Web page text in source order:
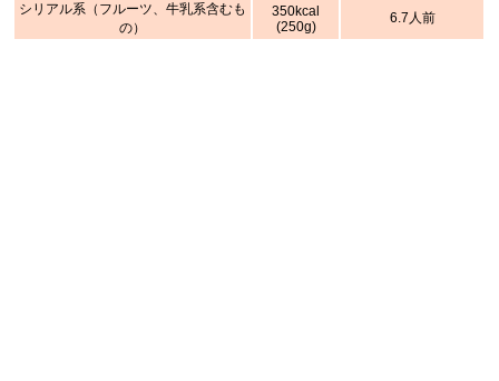
シリアル系（フルーツ、牛乳系含むも
の）
350kcal
(250g)
6.7人前